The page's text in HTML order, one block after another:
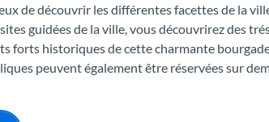
de découvrir les différentes facettes de la
guidées de la ville, vous découvrirez des
forts historiques de cette charmante
peuvent également être réservées sur